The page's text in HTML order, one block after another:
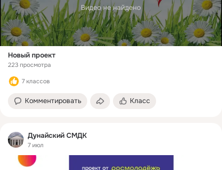
Видео не найдено
Новый проект
223 просмотра
7 классов
Комментировать Класс
Дунайский СМДК
7 июл